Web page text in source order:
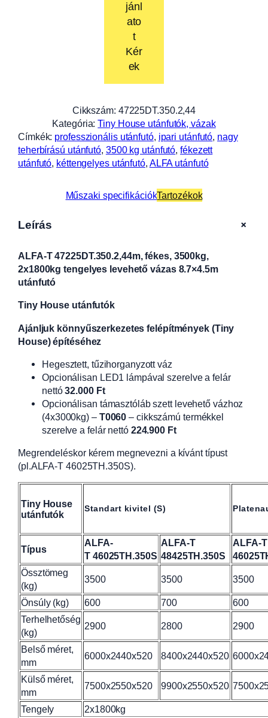
jánl
ato
t
Kér
ek
Cikkszám: 47225DT.350.2,44
Kategória:Tiny House utánfutók, vázak
Címkék: professzionális utánfutó, ipari utánfutó, nagy
teherbírású utánfutó, 3500 kg utánfutó, fékezett
utánfutó, kéttengelyes utánfutó, ALFA utánfutó
Műszaki specifikációkTartozékok
Leírás +
ALFA-T 47225DT.350.2,44m, fékes, 3500kg,
2x1800kg tengelyes levehető vázas 8.7×4.5m
utánfutó
Tiny House utánfutók
Ajánljuk könnyűszerkezetes felépítmények (Tiny
House) építéséhez
Hegesztett, tűzihorganyzott váz
Opcionálisan LED1 lámpával szerelve a felár
nettó32.000 Ft
Opcionálisan támasztóláb szett levehető vázhoz
(4x3000kg) – T0060 – cikkszámú termékkel
szerelve a felár nettó 224.900 Ft
Megrendeléskor kérem megnevezni a kívánt típust
(pl.ALFA-T 46025TH.350S).
Tiny House
utánfutók
Standart kivitel (S)
Típus
ALFA-
T 46025TH.350S
ALFA-T
48425TH.350S
ALFA-T
Össztömeg
(kg)
3500 3500 3500
Önsúly (kg) 600 700
600
Terhelhetőség
(kg)
2900 2800 2900
Belső méret,
mm
6000x2440x520 8400x2440x520
Külső méret,
mm
7500x2550x520 9900x2550x520
Tengely 2x1800kg